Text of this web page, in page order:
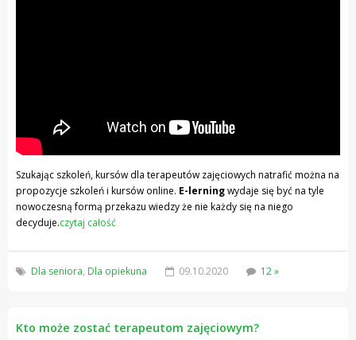
Szukając szkoleń, kursów dla terapeutów zajęciowych natrafić można na
propozycje szkoleń i kursów online. E-lerningwydaje się być na tyle
nowoczesną formą przekazu wiedzy że nie każdy się na niego
decyduje.czytaj całość
Dla seniora, Dla opiekuna 09.10.2020 12 »
Kto może zostać terapeutom zajęciowym?